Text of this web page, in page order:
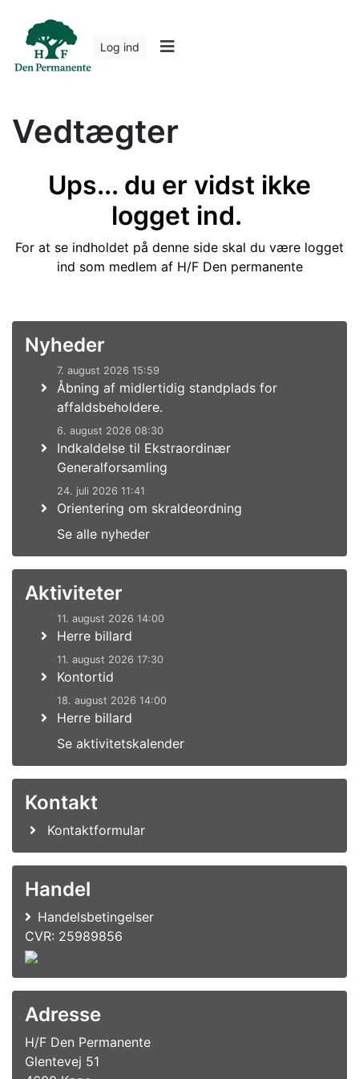
Log ind
Vedtægter
Ups... du er vidst ikke
logget ind.
For at se indholdet på denne side skal du være logget
ind som medlem af H/F Den permanente
Nyheder
7. august 2026 15:59
Åbning af midlertidig standplads for
affaldsbeholdere.
6. august 2026 08:30
Indkaldelse til Ekstraordinær
Generalforsamling
24. juli 2026 11:41
Orientering om skraldeordning
Se alle nyheder
Aktiviteter
11. august 2026 14:00
Herre billard
11. august 2026 17:30
Kontortid
18. august 2026 14:00
Herre billard
Se aktivitetskalender
Kontakt
Kontaktformular
Handel
Handelsbetingelser
CVR: 25989856
Adresse
H/F Den Permanente
Glentevej 51